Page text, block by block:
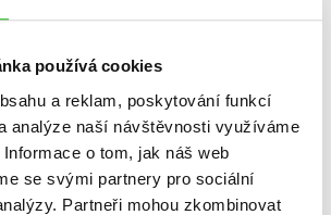
používá cookies
a reklam, poskytování funkcí
analýze naší návštěvnosti využíváme
Informace o tom, jak náš web
se svými partnery pro sociální
Partneři mohou zkombinovat
vkládat pouze registrovaní uživatelé